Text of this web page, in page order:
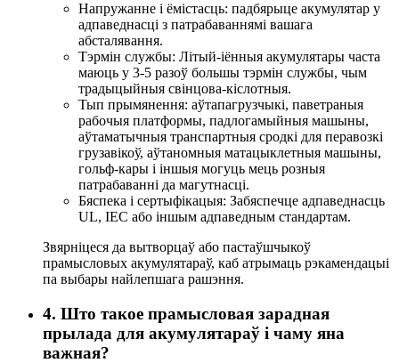
Напружанне і ёмістасць: падбярыце акумулятар у
адпаведнасці з патрабаваннямі вашага
абсталявання.
Тэрмін службы: Літый-іённыя акумулятары часта
маюць у 3-5 разоў большы тэрмін службы, чым
традыцыйныя свінцова-кіслотныя.
Тып прымянення: аўтапагрузчыкі, паветраныя
рабочыя платформы, падлогамыйныя машыны,
аўтаматычныя транспартныя сродкі для перавозкі
грузавікоў, аўтаномныя матацыклетныя машыны,
гольф-кары і іншыя могуць мець розныя
патрабаванні да магутнасці.
Бяспека і сертыфікацыя: Забяспечце адпаведнасць
UL, IEC або іншым адпаведным стандартам.
Звярніцеся да вытворцаў або пастаўшчыкоў
прамысловых акумулятараў, каб атрымаць рэкамендацыі
па выбары найлепшага рашэння.
4. Што такое прамысловая зарадная
прылада для акумулятараў і чаму яна
важная?